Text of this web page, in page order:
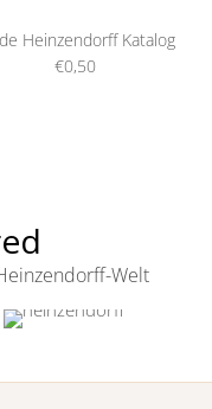
Heinzendorff Katalog
€0,50
Welt